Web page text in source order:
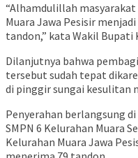
“Alhamdulillah masyarakat
Muara Jawa Pesisir
tandon,” kata Wakil Bupati
Dilanjutnya bahwa
tersebut sudah tepat
di pinggir sungai kesulitan
Penyerahan berlangsung
SMPN 6 Kelurahan Muara
Kelurahan Muara Jawa